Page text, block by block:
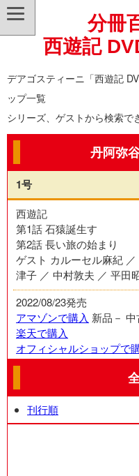
分冊
西遊記
デアゴスティーニ「西遊記
ップ一覧
シリーズ、ゲストから検索で
丹阿弥
1号
西遊記
第1話 石猿誕生す
第2話 長い旅の始まり
ゲスト カルーセル麻紀
津子 ／ 中村敦夫 ／ 平田
2022/08/23発売
アマゾンで購入 新品－ 中
楽天で購入
オフィシャルショップで
刊行順